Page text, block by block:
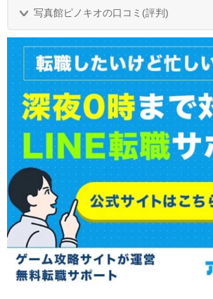
写真館ピノキオの口コミ(評判)